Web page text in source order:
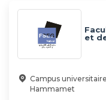
et
Campus
Hammamet